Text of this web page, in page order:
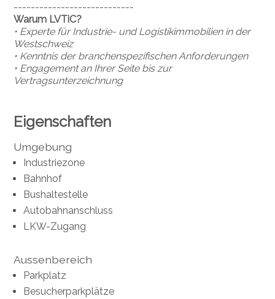
----------------------------
Warum LVTiC?
• Experte für Industrie- und Logistikimmobilien in der
Westschweiz
• Kenntnis der branchenspezifischen Anforderungen
• Engagement an Ihrer Seite bis zur
Vertragsunterzeichnung
Eigenschaften
Umgebung
Industriezone
Bahnhof
Bushaltestelle
Autobahnanschluss
LKW-Zugang
Aussenbereich
Parkplatz
Besucherparkplätze